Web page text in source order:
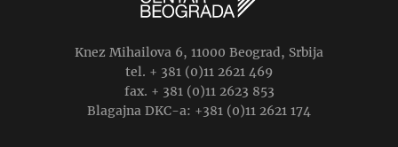
Knez Mihailova 6, 11000 Beograd, Srbija
tel. + 381 (0)11 2621 469
fax. + 381 (0)11 2623 853
Blagajna DKC-a: +381 (0)11 2621 174